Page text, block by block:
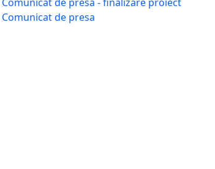
Comunicat de presa